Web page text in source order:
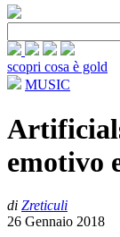
scopri cosa è gold
MUSIC
emotivo
di Zreticuli
26 Gennaio 2018